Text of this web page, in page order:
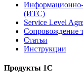
Информационно-
(ИТС)
Service Level
Сопровождение
Статьи
Инструкции
Продукты 1С